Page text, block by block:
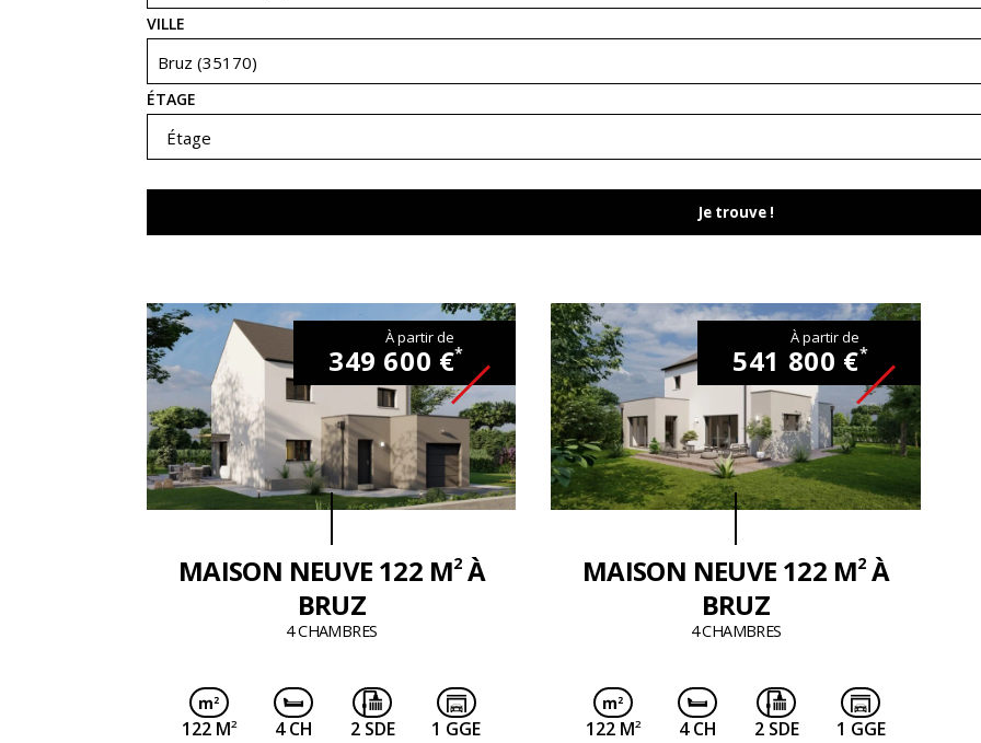
VILLE
Bruz (35170)
ÉTAGE
Étage
Je trouve !
MAISON NEUVE 122 M2À
BRUZ
4 CHAMBRES
À partir de
349 600 €*
122 M2 4 CH 2 SDE 1 GGE
MAISON NEUVE 122 M2À
BRUZ
4 CHAMBRES
À partir de
541 800 €*
122 M2 4 CH 2 SDE 1 GGE